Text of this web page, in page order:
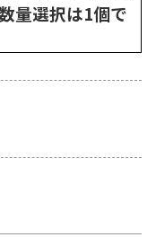
量選択は1個で